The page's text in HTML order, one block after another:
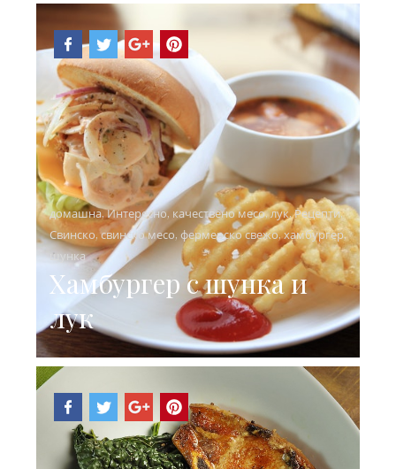
домашна,Интересно,качествено месо,лук,Рецепти,
Свинско,свинско месо, фермерско свежо,хамбургер,
шунка
Хамбургер с шунка и
лук